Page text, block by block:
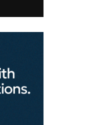
IT är inte längre